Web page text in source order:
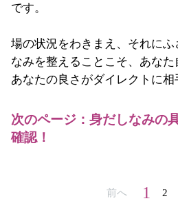
です。
場の状況をわきまえ、それに
なみを整えることこそ、あなた
あなたの良さがダイレクトに相
次のページ：身だしなみの
確認！
前へ 1 2